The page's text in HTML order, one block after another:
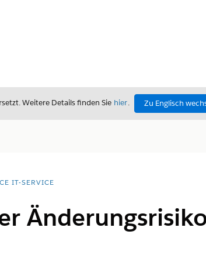
Weitere Details finden Sie hier. Zu Englisch
IT-SERVICE